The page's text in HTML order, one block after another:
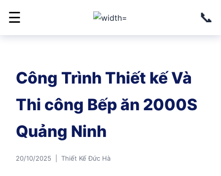
☰ 📞
Công Trình Thiết kế Và
Thi công Bếp ăn 2000S
Quảng Ninh
20/10/2025 | Thiết Kế Đức Hà